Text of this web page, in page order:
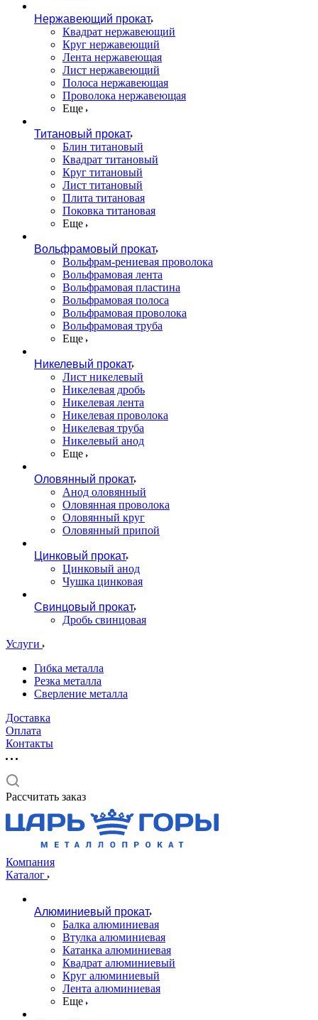
Нержавеющий прокат
Квадрат нержавеющий
Круг нержавеющий
Лента нержавеющая
Лист нержавеющий
Полоса нержавеющая
Проволока нержавеющая
Еще
Титановый прокат
Блин титановый
Квадрат титановый
Круг титановый
Лист титановый
Плита титановая
Поковка титановая
Еще
Вольфрамовый прокат
Вольфрам-рениевая проволока
Вольфрамовая лента
Вольфрамовая пластина
Вольфрамовая полоса
Вольфрамовая проволока
Вольфрамовая труба
Еще
Никелевый прокат
Лист никелевый
Никелевая дробь
Никелевая лента
Никелевая проволока
Никелевая труба
Никелевый анод
Еще
Оловянный прокат
Анод оловянный
Оловянная проволока
Оловянный круг
Оловянный припой
Цинковый прокат
Цинковый анод
Чушка цинковая
Свинцовый прокат
Дробь свинцовая
Услуги
Гибка металла
Резка металла
Сверление металла
Доставка
Оплата
Контакты
Рассчитать заказ
Компания
Каталог
Алюминиевый прокат
Балка алюминиевая
Втулка алюминиевая
Катанка алюминиевая
Квадрат алюминиевый
Круг алюминиевый
Лента алюминиевая
Еще